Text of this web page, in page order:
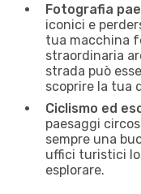
Fotografia
iconici e
tua macchina
straordinaria
strada può
scoprire la tua
Ciclismo ed
paesaggi
sempre una
uffici turistici
esplorare.